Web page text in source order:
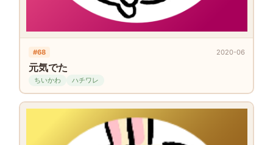
#68 2020-06
元気でた
ちいかわ ハチワレ